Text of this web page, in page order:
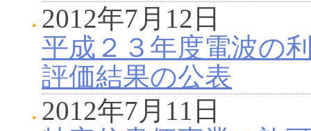
2012年7月12日
平成２３年度電波の
評価結果の公表
2012年7月11日